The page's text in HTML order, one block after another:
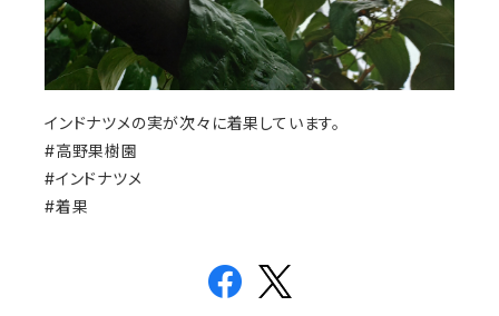
インドナツメの実が次々に着果しています。
#高野果樹園
#インドナツメ
#着果